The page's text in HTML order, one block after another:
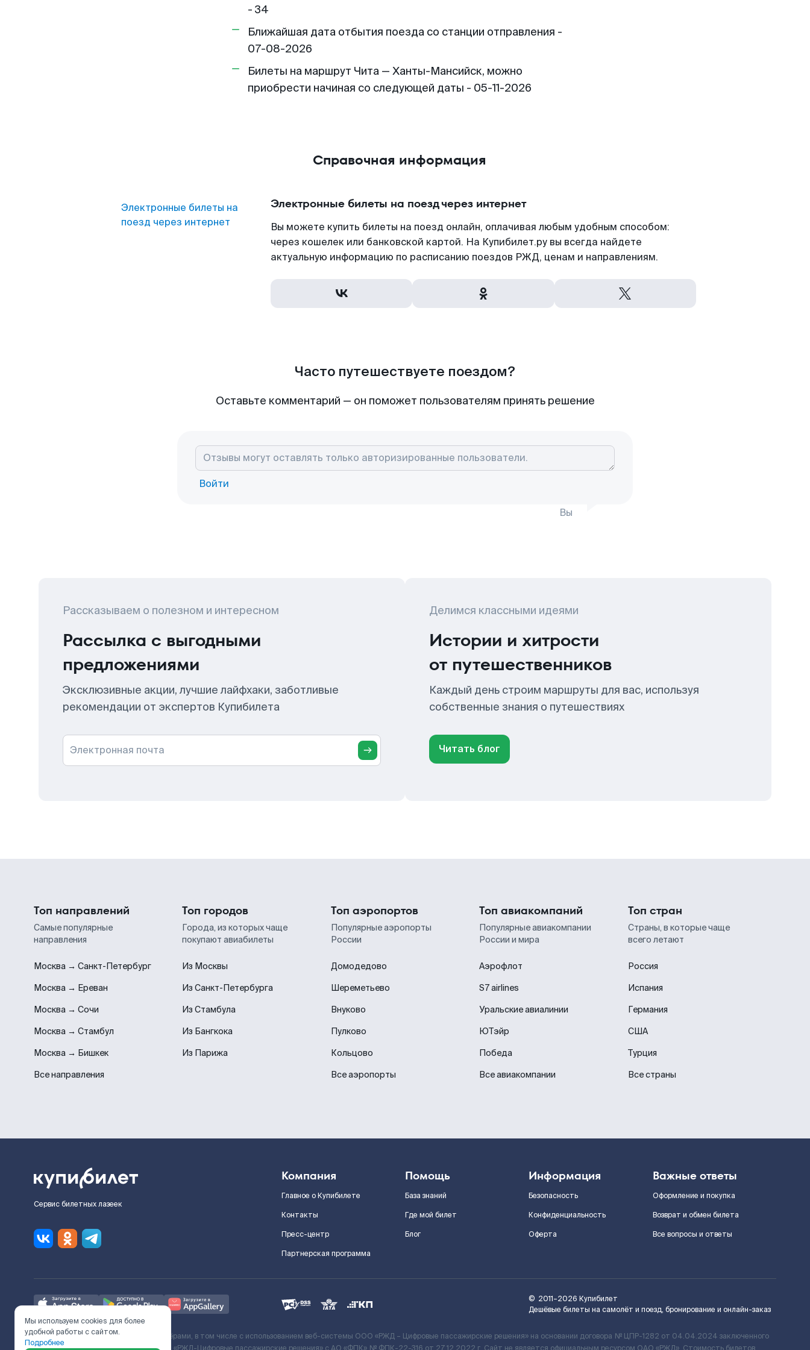
- 34
Ближайшая дата отбытия поезда со станции отправления -
07-08-2026
Билеты на маршрут Чита — Ханты-Мансийск, можно
приобрести начиная со следующей даты - 05-11-2026
Справочная информация
Электронные билеты на
поезд через интернет
Электронные билеты на поезд через интернет
Вы можете купить билеты на поезд онлайн, оплачивая любым удобным способом:
через кошелек или банковской картой. На Купибилет.ру вы всегда найдете
актуальную информацию по расписанию поездов РЖД, ценам и направлениям.
Часто путешествуете поездом?
Оставьте комментарий — он поможет пользователям принять решение
Войти
Вы
Рассказываем о полезном и интересном
Рассылка с выгодными
предложениями
Эксклюзивные акции, лучшие лайфхаки, заботливые
рекомендации от экспертов Купибилета
Электронная почта
Делимся классными идеями
Истории и хитрости
от путешественников
Каждый день строим маршруты для вас, используя
собственные знания о путешествиях
Читать блог
Топ направлений
Самые популярные
направления
Москва → Санкт-Петербург
Москва → Ереван
Москва → Сочи
Москва → Стамбул
Москва → Бишкек
Все направления
Топ городов
Города, из которых чаще
покупают авиабилеты
Из Москвы
Из Санкт-Петербурга
Из Стамбула
Из Бангкока
Из Парижа
Топ аэропортов
Популярные аэропорты
России
Домодедово
Шереметьево
Внуково
Пулково
Кольцово
Все аэропорты
Топ авиакомпаний
Популярные авиакомпании
России и мира
Аэрофлот
S7 airlines
Уральские авиалинии
ЮТэйр
Победа
Все авиакомпании
Топ стран
Страны, в которые чаще
всего летают
Россия
Испания
Германия
США
Турция
Все страны
Сервис билетных лазеек
Компания
Главное о Купибилете
Контакты
Пресс-центр
Партнерская программа
Помощь
База знаний
Где мой билет
Блог
Информация
Безопасность
Конфиденциальность
Оферта
Важные ответы
Оформление и покупка
Возврат и обмен билета
Все вопросы и ответы
© 2011–2026 Купибилет
Дешёвые билеты на самолёт и поезд, бронирование и онлайн-заказ
Ж/Д билеты предоставляются партнёрами, в том числе с использованием веб-системы ООО «РЖД – Цифровые пассажирские решения» на основании договора № ЦПР-1282 от 04.04.2024 заключенного
Мы используем cookies для более
удобной работы с сайтом.
Подробнее